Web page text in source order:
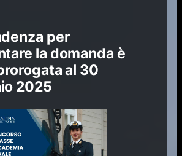
per
la domanda è
al 30
2025